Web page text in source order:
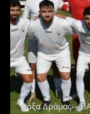
Δόξα Δράμας –